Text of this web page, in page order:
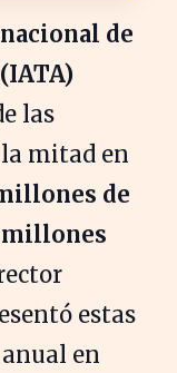
de
las
mitad en
de
millones
estas
en